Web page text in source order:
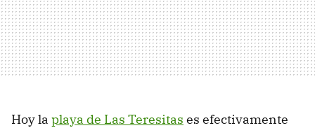
Hoy la playa de Las Teresitas es efectivamente